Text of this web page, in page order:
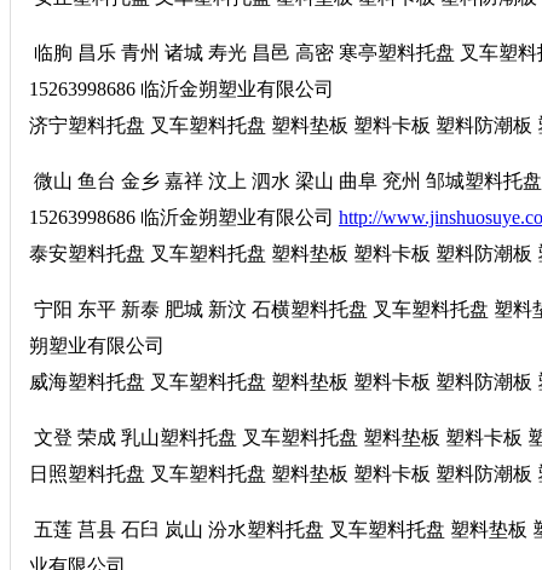
临朐 昌乐 青州 诸城 寿光 昌邑 高密 寒亭塑料托盘 叉车塑
15263998686 临沂金朔塑业有限公司
济宁塑料托盘 叉车塑料托盘 塑料垫板 塑料卡板 塑料防潮
微山 鱼台 金乡 嘉祥 汶上 泗水 梁山 曲阜 兖州 邹城塑料托
15263998686 临沂金朔塑业有限公司 http://
泰安塑料托盘 叉车塑料托盘 塑料垫板 塑料卡板 塑料防潮
宁阳 东平 新泰 肥城 新汶 石横塑料托盘 叉车塑料托盘 塑
朔塑业有限公司
威海塑料托盘 叉车塑料托盘 塑料垫板 塑料卡板 塑料防潮
文登 荣成 乳山塑料托盘 叉车塑料托盘 塑料垫板 塑料卡板
日照塑料托盘 叉车塑料托盘 塑料垫板 塑料卡板 塑料防潮
五莲 莒县 石臼 岚山 汾水塑料托盘 叉车塑料托盘 塑料垫板
业有限公司